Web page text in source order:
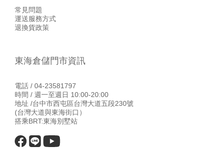
常見問題
運送服務方式
退換貨政策
東海倉儲門市資訊
電話 / 04-23581797
時間 / 週一至週日 10:00-20:00
地址 /台中市西屯區台灣大道五段230號
(台灣大道與東海街口）
搭乘BRT:東海別墅站